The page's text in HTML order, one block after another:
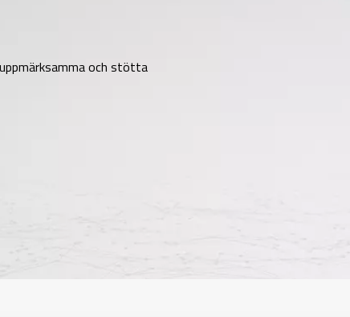
och stötta